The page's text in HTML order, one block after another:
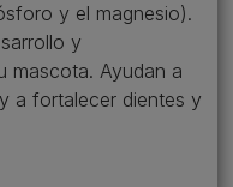
y el magnesio).
y
mascota. Ayudan a
a fortalecer dientes y